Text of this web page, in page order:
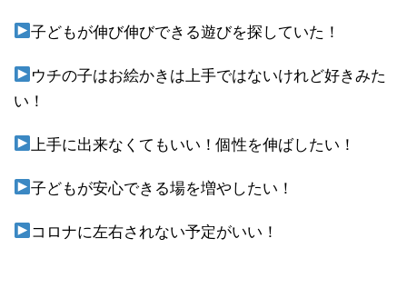
子どもが伸び伸びできる遊びを探していた！
ウチの子はお絵かきは上手ではないけれど好きみた
い！
上手に出来なくてもいい！個性を伸ばしたい！
子どもが安心できる場を増やしたい！
コロナに左右されない予定がいい！